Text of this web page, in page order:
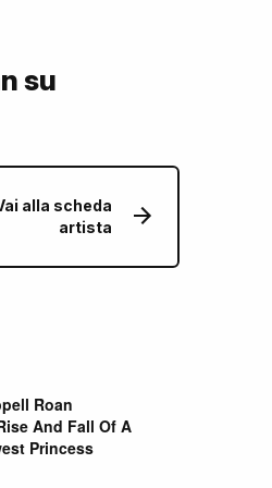
su
alla scheda
artista
Roan
And Fall Of A
Princess